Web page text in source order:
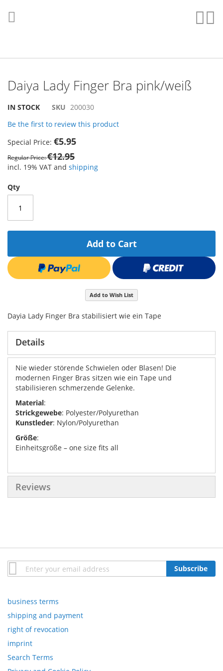
to
Content
Daiya Lady Finger Bra pink/weiß
IN STOCK SKU 200030
Be the first to review this product
Special Price €5.95
Regular Price €12.95
incl. 19% VAT and shipping
Qty
Add to Cart
Add to Wish List
Dayia Lady Finger Bra stabilisiert wie ein Tape
Skip
the
of
the
images
Skip
the
of
the
images
Details
Nie wieder störende Schwielen oder Blasen! Die
modernen Finger Bras sitzen wie ein Tape und
stabilisieren schmerzende Gelenke.
Material:
Strickgewebe: Polyester/Polyurethan
Kunstleder: Nylon/Polyurethan
Größe:
Einheitsgröße – one size fits all
Reviews
Sign
Up
Newsletter:
Subscribe
business terms
shipping and payment
right of revocation
imprint
Search Terms